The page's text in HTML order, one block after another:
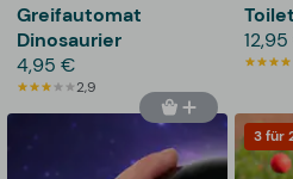
Greifautomat
Dinosaurier
4,95 €
2,9
3 für